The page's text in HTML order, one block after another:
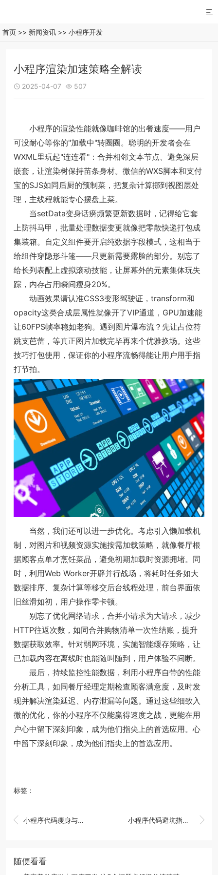

首页 >> 新闻资讯 >> 小程序开发
小程序渲染加速策略全解读
 2025-04-07  507
小程序的渲染性能就像咖啡馆的出餐速度——用户
可没耐心等你的"加载中"转圈圈。聪明的开发者会在
WXML里玩起"连连看"：合并相邻文本节点、避免深层
嵌套，让渲染树保持苗条身材。微信的WXS脚本和支付
宝的SJS如同后厨的预制菜，把复杂计算挪到视图层处
理，主线程就能专心摆盘上菜。
当setData变身话痨频繁更新数据时，记得给它套
上防抖马甲，批量处理数据变更就像把零散快递打包成
集装箱。自定义组件要开启纯数据字段模式，这相当于
给组件穿隐形斗篷——只更新需要露脸的部分。别忘了
给长列表配上虚拟滚动技能，让屏幕外的元素集体玩失
踪，内存占用瞬间瘦身20%。
动画效果请认准CSS3变形驾驶证，transform和
opacity这类合成层属性就像开了VIP通道，GPU加速能
让60FPS帧率稳如老狗。遇到图片瀑布流？先让占位符
跳支芭蕾，等真正图片加载完毕再来个优雅换场。这些
技巧打包使用，保证你的小程序流畅得能让用户用手指
打节拍。
当然，我们还可以进一步优化。考虑引入懒加载机
制，对图片和视频资源实施按需加载策略，就像餐厅根
据顾客点单才烹饪菜品，避免初期加载时资源拥堵。同
时，利用Web Worker开辟并行战场，将耗时任务如大
数据排序、复杂计算等移交后台线程处理，前台界面依
旧丝滑如初，用户操作零卡顿。
别忘了优化网络请求，合并小请求为大请求，减少
HTTP往返次数，如同合并购物清单一次性结账，提升
数据获取效率。针对弱网环境，实施智能缓存策略，让
已加载内容在离线时也能随叫随到，用户体验不间断。
最后，持续监控性能数据，利用小程序自带的性能
分析工具，如同餐厅经理定期检查顾客满意度，及时发
现并解决渲染延迟、内存泄漏等问题。通过这些细致入
微的优化，你的小程序不仅能赢得速度之战，更能在用
户心中留下深刻印象，成为他们指尖上的首选应用。心
中留下深刻印象，成为他们指尖上的首选应用。
标签：
 小程序代码瘦身与加载提速技巧 
小程序代码避坑指南完整解析
随便看看